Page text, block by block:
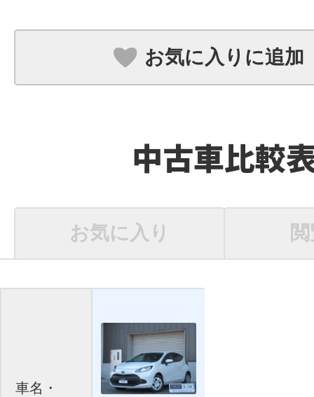
お気に入りに追加
中古車比較
お気に入り
車名・